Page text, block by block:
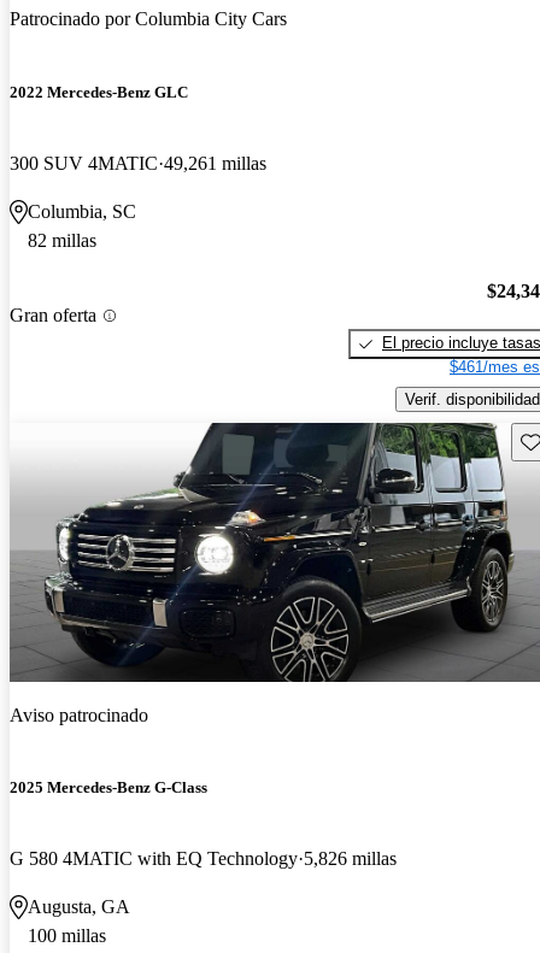
Patrocinado porColumbia City Cars
2022 Mercedes-Benz GLC
300 SUV 4MATIC 49,261 millas
Columbia, SC
82 millas
Gran oferta
El precio incluye tasas
$461/mes
Verif. disponibilidad
Aviso patrocinado
2025 Mercedes-Benz G-Class
G 580 4MATIC with EQ Technology 5,826 millas
Augusta, GA
100 millas